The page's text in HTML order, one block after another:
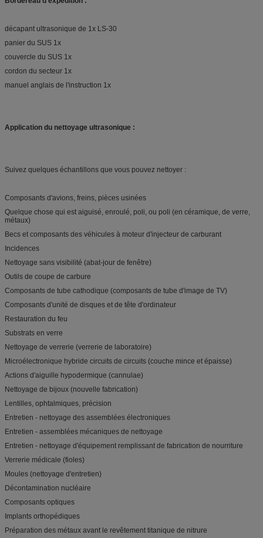
décapant ultrasonique de 1x LS-30
panier du SUS 1x
couvercle du SUS 1x
cordon du secteur 1x
manuel anglais de l'instruction 1x
Application du nettoyage ultrasonique :
Suivez quelques échantillons que vous pouvez nettoyer :
Composants d'avions, freins, pièces usinées
Quelque chose qui est aiguisé, enroulé, poli, ou poli (en céramique, de verre,
métaux)
Becs et composants des véhicules à moteur d'injecteur de carburant
Incidences
Nettoyage sans visibilité (abat-jour de fenêtre)
Outils de coupe de carbure
Composants de tube cathodique (composants de tube d'image de TV)
Composants d'unité de disques et de tête d'ordinateur
Restauration du feu
Substrats en verre
Nettoyage de verrerie (verrerie de laboratoire)
Microélectronique hybride circuits de circuits (couche mince et épaisse)
Actions d'aiguille hypodermique (cannulae)
Nettoyage de bijoux (nouvelle fabrication)
Lentilles, ophtalmiques, précision
Entretien - nettoyage des assemblées électroniques
Entretien - assemblées mécaniques de nettoyage
Entretien - nettoyage d'équipement remplissant de fabrication de nourriture
Verrerie médicale (fioles)
Moules (nettoyage d'entretien)
Décontamination nucléaire
Composants optiques
Implants orthopédiques
Préparation des métaux avant le revêtement titanique de nitrure